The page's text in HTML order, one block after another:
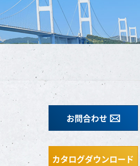
お問合わせ
カタログダウンロード